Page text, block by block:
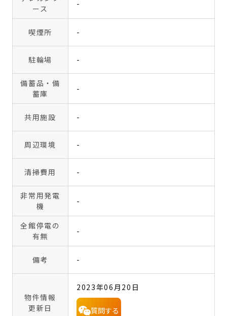
ース
-
喫煙所 -
駐輪場 -
備蓄品・備
蓄庫
-
共用施設 -
周辺環境 -
清掃費用 -
非常用発電
機
-
全館停電の
有無
-
備考 -
物件情報
更新日
2023年06月20日
質問する